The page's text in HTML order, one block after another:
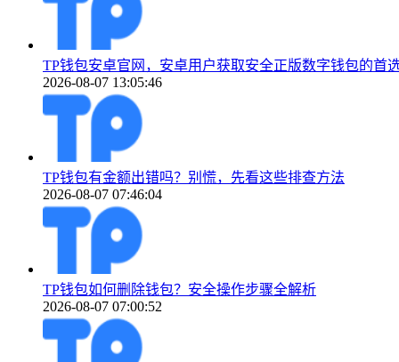
TP钱包安卓官网，安卓用户获取安全正版数字钱包的首
2026-08-07 13:05:46
TP钱包有金额出错吗？别慌，先看这些排查方法
2026-08-07 07:46:04
TP钱包如何删除钱包？安全操作步骤全解析
2026-08-07 07:00:52